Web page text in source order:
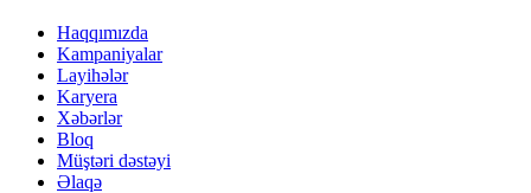
Haqqımızda
Kampaniyalar
Layihələr
Karyera
Xəbərlər
Bloq
Müştəri dəstəyi
Əlaqə